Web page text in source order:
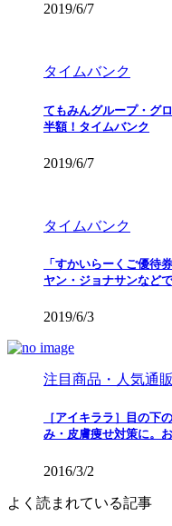
2019/6/7
タイムバンク
てもみんグループ・グ
半額！タイムバンク
2019/6/7
タイムバンク
「すかいらーくご優待
ヤン・ジョナサンなど
2019/6/3
注目商品・人気通販
［アイキララ］目の下
み・皮膚痩せ対策に。
2016/3/2
よく読まれている記事